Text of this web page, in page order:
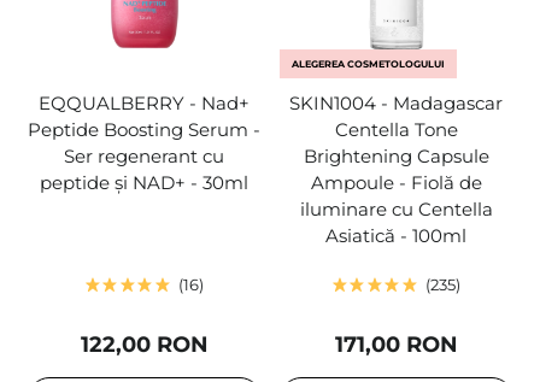
EQQUALBERRY - Nad+
Peptide Boosting Serum -
Ser regenerant cu
peptide și NAD+ - 30ml
16
122,00 RON
ALEGEREA COSMETOLOGULUI
SKIN1004 - Madagascar
Centella Tone
Brightening Capsule
Ampoule - Fiolă de
iluminare cu Centella
Asiatică - 100ml
235
171,00 RON